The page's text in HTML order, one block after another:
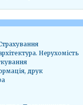
Нерухомість
друк